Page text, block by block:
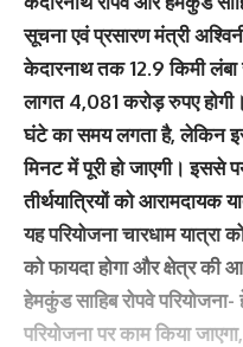
सूचना एवं प्रसारण मंत्री
केदारनाथ तक 12.9 किमी लंबा
लागत 4,081 करोड़ रुपए
घंटे का समय लगता है, लेकिन
मिनट में पूरी हो जाएगी। इससे
तीर्थयात्रियों को आरामदायक
यह परियोजना चारधाम यात्रा
को फायदा होगा और क्षेत्र की
हेमकुंड साहिब रोपवे परियोजना-
परियोजना पर काम किया